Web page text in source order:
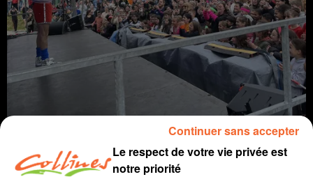
Le respect de votre vie privée est
notre priorité
Continuer sans accepter